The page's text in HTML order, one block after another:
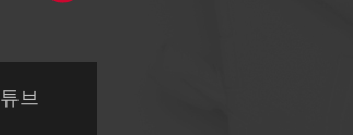
브